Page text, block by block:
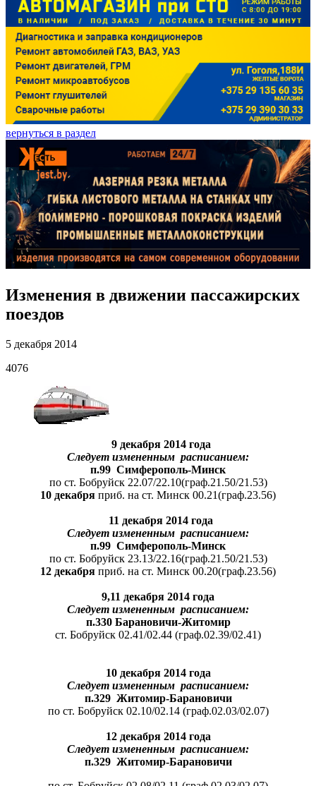
вернуться в раздел
Изменения в движении пассажирских
поездов
5 декабря 2014
4076
9 декабря 2014 г­ода
Следует измененным расписанием:
п.99 Симферополь-Минск
по ст. Бобруйск 22.07/22.10(граф.21.50/21.53)
10 декабря приб. на ст. Минск 00.21(граф.23.56)
11 декабря 2014 года
Следует измененным расписанием:
п.99 Симферополь-Минск
по ст. Бобруйск 23.13/22.16(граф.21.50/21.53)
12 декабря приб. на ст. Минск 00.20(граф.23.56)
9,11 декабря 2014 года
Следует измененным расписанием:
п.330 Барановичи-Житомир
ст. Бобруйск 02.41/02.44 (граф.02.39/02.41)
10 декабря 2014 года
Следует измененным расписанием:
п.329 Житомир-Барановичи
по ст. Бобруйск 02.10/02.14 (граф.02.03/02.07)
12 декабря 2014 года
Следует измененным расписанием:
п.329 Житомир-Барановичи